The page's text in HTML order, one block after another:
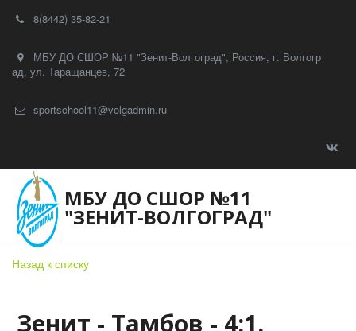
8(8442) 35-82-21
МБУ ДО СШОР №11 "Зенит-Волгоград", Россия, г. Волгогр
ад, ул. Таращанцев, 72
sportschool11@volgadmin.ru
МБУ ДО СШОР №11
"ЗЕНИТ-ВОЛГОГРАД"
Назад к списку
Зенит - Тамбов - 4:1.